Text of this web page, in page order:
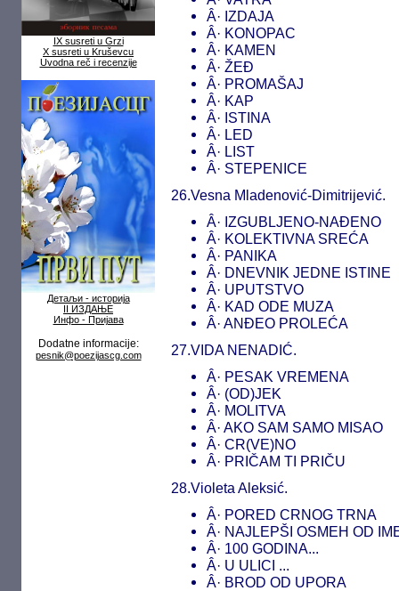
IX susreti u Grzi
X susreti u Kruševcu
Uvodna reč i recenzije
Детаљи - историја
II ИЗДАЊЕ
Инфо - Пријава
Dodatne informacije:
pesnik@poezijascg.com
Â· IZDAJA
Â· KONOPAC
Â· KAMEN
Â· ŽEĐ
Â· PROMAŠAJ
Â· KAP
Â· ISTINA
Â· LED
Â· LIST
Â· STEPENICE
26.Vesna Mladenović-Dimitrijević.
Â· IZGUBLJENO-NAĐENO
Â· KOLEKTIVNA SREĆA
Â· PANIKA
Â· DNEVNIK JEDNE ISTINE
Â· UPUTSTVO
Â· KAD ODE MUZA
Â· ANĐEO PROLEĆA
27.VIDA NENADIĆ.
Â· PESAK VREMENA
Â· (OD)JEK
Â· MOLITVA
Â· AKO SAM SAMO MISAO
Â· CR(VE)NO
Â· PRIČAM TI PRIČU
28.Violeta Aleksić.
Â· PORED CRNOG TRNA
Â· NAJLEPŠI OSMEH OD
Â· 100 GODINA...
Â· U ULICI ...
Â· BROD OD UPORA